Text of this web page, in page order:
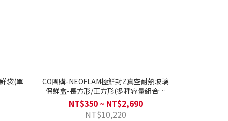
袋(單
CO團購-NEOFLAM極鮮封Z真空耐熱玻璃
保鮮盒-長方形/正方形(多種容量組合可
選)
NT$350 ~ NT$2,690
NT$10,220